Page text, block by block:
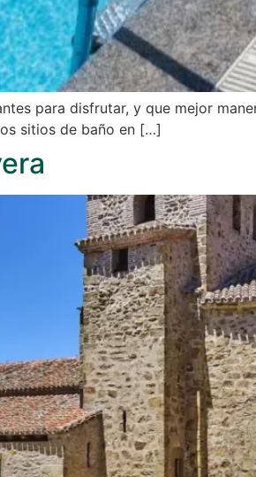
para disfrutar, y que mejor
sitios de baño en […]